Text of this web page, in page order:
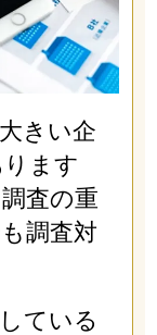
きい企
ます
査の重
調査対
ている